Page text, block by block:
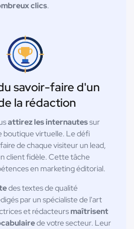
clics.
savoir-faire d'un
la rédaction
attirez les internautessur
boutique virtuelle. Le défi
de chaque visiteur un lead,
client fidèle. Cette tâche
en marketing éditorial.
des textes de qualité
par un spécialiste de l'art
et rédacteursmaîtrisent
de votre secteur. Leur